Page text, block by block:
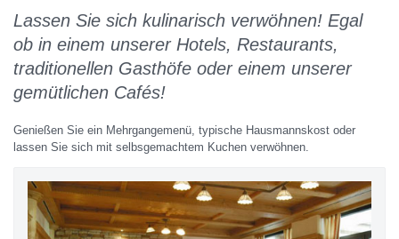
Lassen Sie sich kulinarisch verwöhnen! Egal
ob in einem unserer Hotels, Restaurants,
traditionellen Gasthöfe oder einem unserer
gemütlichen Cafés!
Genießen Sie ein Mehrgangemenü, typische Hausmannskost oder
lassen Sie sich mit selbsgemachtem Kuchen verwöhnen.